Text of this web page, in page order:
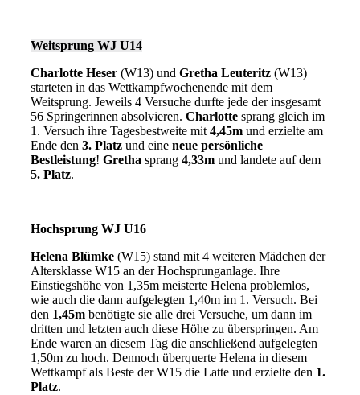
Weitsprung WJ U14
Charlotte Heser(W13) und Gretha Leuteritz(W13)
starteten in das Wettkampfwochenende mit dem
Weitsprung. Jeweils 4 Versuche durfte jede der insgesamt
56 Springerinnen absolvieren. Charlottesprang gleich im
1. Versuch ihre Tagesbestweite mit 4,45mund erzielte am
Ende den 3. Platzund eine neue persönliche
Bestleistung! Gretha sprang 4,33mund landete auf dem
5. Platz.
Hochsprung WJ U16
Helena Blümke (W15) stand mit 4 weiteren Mädchen der
Altersklasse W15 an der Hochsprunganlage. Ihre
Einstiegshöhe von 1,35m meisterte Helena problemlos,
wie auch die dann aufgelegten 1,40m im 1. Versuch. Bei
den 1,45mbenötigte sie alle drei Versuche, um dann im
dritten und letzten auch diese Höhe zu überspringen. Am
Ende waren an diesem Tag die anschließend aufgelegten
1,50m zu hoch. Dennoch überquerte Helena in diesem
Wettkampf als Beste der W15 die Latte und erzielte den 1.
Platz.